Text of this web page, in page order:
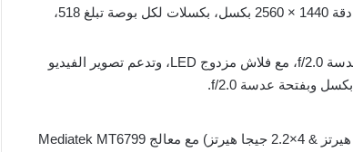
شاشة Super AMOLED Capacitive بحجم 5.7 بوصة، دقة 1440 × 2560 بكسل، بكسلات لكل بوصة تبلغ 518،
الكاميرا الخلفية مزدوجة بدقة 12 ميجا بكسل وبفتحة عدسة f/2.0، مع فلاش مزدوج LED، وتدعم تصوير الفيديو
معالج عشاري النواة (2×2.6 جيجا هيرتز & 4×1.9 جيجا هيرتز & 4×2.2 جيجا هيرتز) مع معالج Mediatek MT6799